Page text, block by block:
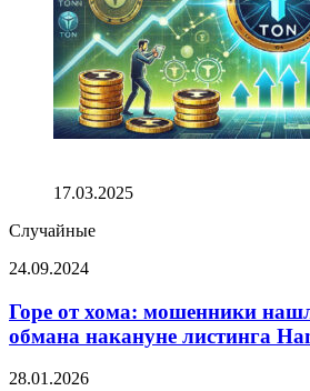
17.03.2025
Случайные
Горе
хома:
мошенники
нашли
способ
24.09.2024
Горе от хома: мошенники
обмана накануне листинга
Компания
28.01.2026